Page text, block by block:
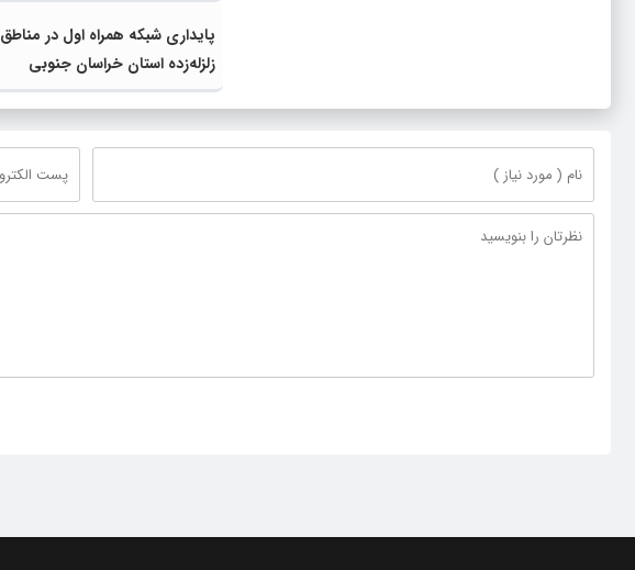
پایداری شبکه همراه اول در مناطق
زلزله‌زده استان خراسان جنوبی